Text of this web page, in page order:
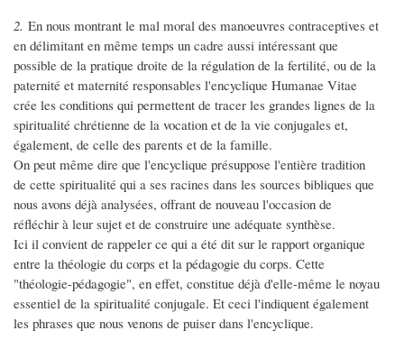
2. En nous montrant le mal moral des manoeuvres contraceptives et
en délimitant en même temps un cadre aussi intéressant que
possible de la pratique droite de la régulation de la fertilité, ou de la
paternité et maternité responsables l'encyclique Humanae Vitae
crée les conditions qui permettent de tracer les grandes lignes de la
spiritualité chrétienne de la vocation et de la vie conjugales et,
également, de celle des parents et de la famille.
On peut même dire que l'encyclique présuppose l'entière tradition
de cette spiritualité qui a ses racines dans les sources bibliques que
nous avons déjà analysées, offrant de nouveau l'occasion de
réfléchir à leur sujet et de construire une adéquate synthèse.
Ici il convient de rappeler ce qui a été dit sur le rapport organique
entre la théologie du corps et la pédagogie du corps. Cette
"théologie-pédagogie", en effet, constitue déjà d'elle-même le noyau
essentiel de la spiritualité conjugale. Et ceci l'indiquent également
les phrases que nous venons de puiser dans l'encyclique.